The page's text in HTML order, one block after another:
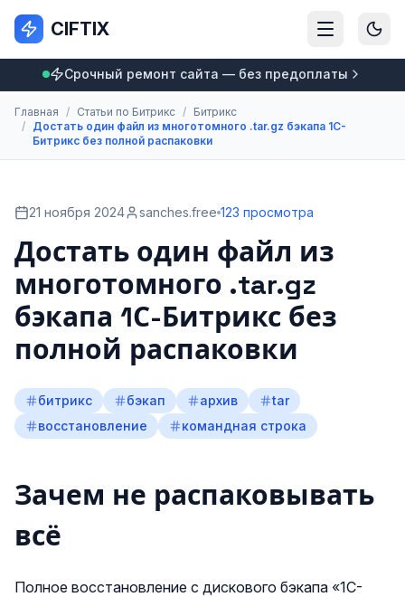
CIFTIX
Срочный ремонт сайта — без предоплаты
Главная / Статьи по Битрикс / Битрикс
/ Достать один файл из многотомного .tar.gz бэкапа 1С-
Битрикс без полной распаковки
21 ноября 2024 sanches.free 123 просмотра
Достать один файл из
многотомного .tar.gz
бэкапа 1С-Битрикс без
полной распаковки
битрикс бэкап архив
tar
восстановление
командная строка
Зачем не распаковывать
всё
Полное восстановление с дискового бэкапа «1С-